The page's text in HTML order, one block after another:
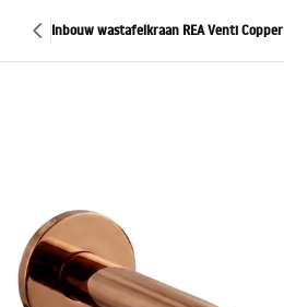
Inbouw wastafelkraan REA Venti Copper